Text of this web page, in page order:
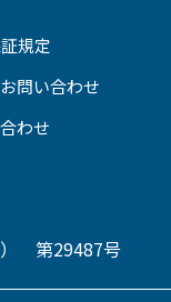
規定
問い合わせ
わせ
第29487号